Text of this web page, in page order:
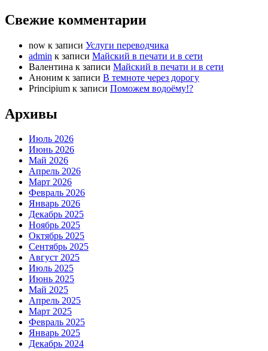
Свежие комментарии
now к записи Услуги переводчика
admin к записи Майский в печати и в сети
Валентина к записи Майский в печати и в сети
Аноним к записи В темноте через дорогу
Principium к записи Поможем водоёму!?
Архивы
Июль 2026
Июнь 2026
Май 2026
Апрель 2026
Март 2026
Февраль 2026
Январь 2026
Декабрь 2025
Ноябрь 2025
Октябрь 2025
Сентябрь 2025
Август 2025
Июль 2025
Июнь 2025
Май 2025
Апрель 2025
Март 2025
Февраль 2025
Январь 2025
Декабрь 2024